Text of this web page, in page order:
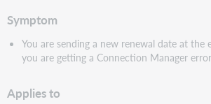
Symptom
You are sending a new renewal date at the
you are getting a Connection Manager error
Applies to